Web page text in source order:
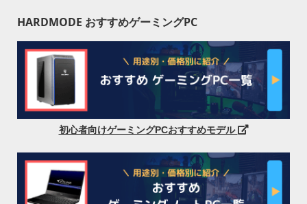
HARDMODE おすすめゲーミングPC
初心者向けゲーミングPCおすすめモデル